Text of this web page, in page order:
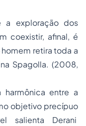
exploração dos
coexistir, afinal, é
retira toda a
Spagolla. (2008,
harmônica entre a
objetivo precípuo
salienta Derani